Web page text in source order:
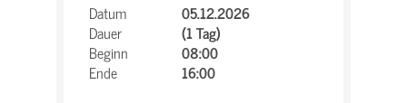
Datum
05.12.2026
Dauer
(1 Tag)
Beginn
08:00
Ende
16:00